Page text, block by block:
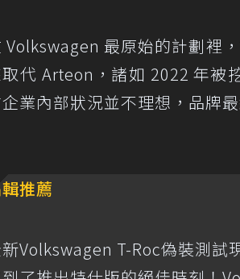
Volkswagen 最原始的計劃裡
代 Arteon，諸如 2022 年被
業內部狀況並不理想，品牌
推薦
Volkswagen T-Roc偽裝測試